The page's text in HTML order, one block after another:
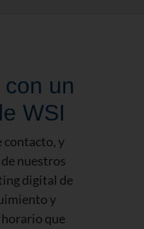
un
WSI
contacto, y
nuestros
digital de
y
que